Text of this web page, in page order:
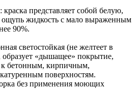
представляет собой белую,
ощупь жидкость с мало выраженным
90%.
светостойкая (не желтеет в
образует «дышащее» покрытие,
бетонным, кирпичным,
поверхностям.
без применения моющих